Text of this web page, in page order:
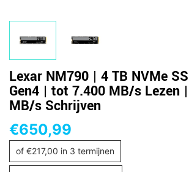
Lexar NM790 | 4 TB NVMe
Gen4 | tot 7.400 MB/s Lezen
MB/s Schrijven
€650,99
of €217,00 in 3 termijnen